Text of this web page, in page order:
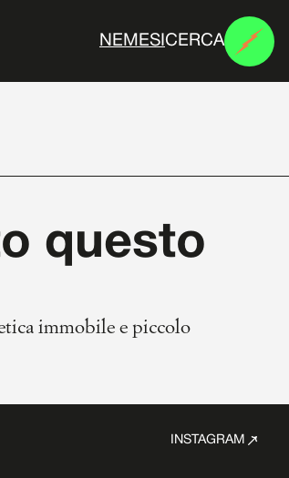
N E M ES CERCA
questo
immobile e piccolo
INSTAGRAM